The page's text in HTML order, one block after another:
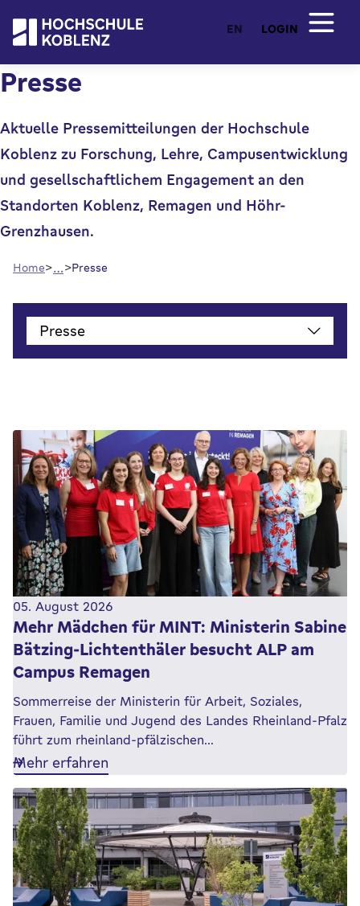
EN LOGIN
Presse
Aktuelle Pressemitteilungen der Hochschule
Koblenz zu Forschung, Lehre, Campusentwicklung
und gesellschaftlichem Engagement an den
Standorten Koblenz, Remagen und Höhr-
Grenzhausen.
Home … Presse
Presse
()
05. August 2026
Mehr Mädchen für MINT: Ministerin Sabine
Bätzing-Lichtenthäler besucht ALP am
Campus Remagen
Sommerreise der Ministerin für Arbeit, Soziales,
Frauen, Familie und Jugend des Landes Rheinland-Pfalz
führt zum rheinland-pfälzischen…
Mehr erfahren